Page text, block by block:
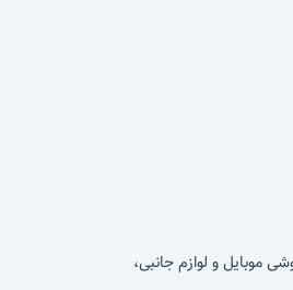
موبایل و لوازم جانبی،